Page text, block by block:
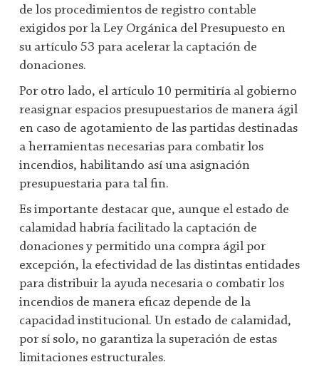
de los procedimientos de registro contable
exigidos por la Ley Orgánica del Presupuesto en
su artículo 53 para acelerar la captación de
donaciones.
Por otro lado, el artículo 10 permitiría al gobierno
reasignar espacios presupuestarios de manera ágil
en caso de agotamiento de las partidas destinadas
a herramientas necesarias para combatir los
incendios, habilitando así una asignación
presupuestaria para tal fin.
Es importante destacar que, aunque el estado de
calamidad habría facilitado la captación de
donaciones y permitido una compra ágil por
excepción, la efectividad de las distintas entidades
para distribuir la ayuda necesaria o combatir los
incendios de manera eficaz depende de la
capacidad institucional. Un estado de calamidad,
por sí solo, no garantiza la superación de estas
limitaciones estructurales.